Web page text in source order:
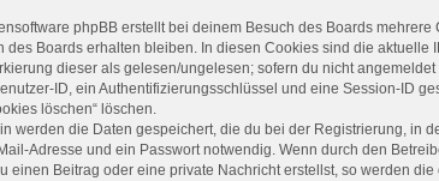
phpBB erstellt bei deinem Besuch des Boards
des Boards erhalten bleiben. In diesen Cookies sind die
dieser als gelesen/ungelesen; sofern du nicht
ID, ein Authentifizierungsschlüssel und eine Session-ID
löschen“ löschen.
werden die Daten gespeichert, die du bei der Registrierung, in
Adresse und ein Passwort notwendig. Wenn durch den
einen Beitrag oder eine private Nachricht erstellst, so werden